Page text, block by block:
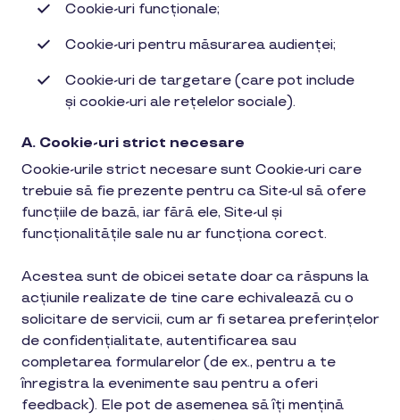
Cookie-uri funcționale;
Cookie-uri pentru măsurarea audienței;
Cookie-uri de targetare (care pot include
și cookie-uri ale rețelelor sociale).
A. Cookie-uri strict necesare
Cookie-urile strict necesare sunt Cookie-uri care
trebuie să fie prezente pentru ca Site-ul să ofere
funcțiile de bază, iar fără ele, Site-ul și
funcționalitățile sale nu ar funcționa corect.
Acestea sunt de obicei setate doar ca răspuns la
acțiunile realizate de tine care echivalează cu o
solicitare de servicii, cum ar fi setarea preferințelor
de confidențialitate, autentificarea sau
completarea formularelor (de ex., pentru a te
înregistra la evenimente sau pentru a oferi
feedback). Ele pot de asemenea să îți mențină